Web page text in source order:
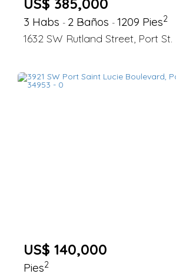
US$ 385,000
3 Habs - 2 Baños - 1209 Pies2
1632 SW Rutland Street, Port St.
US$ 140,000
Pies2